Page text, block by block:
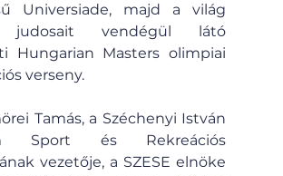
Universiade, majd a világ
judosait vendégül látó
Hungarian Masters olimpiai
verseny.
Tamás, a Széchenyi István
Sport és Rekreációs
vezetője, a SZESE elnöke